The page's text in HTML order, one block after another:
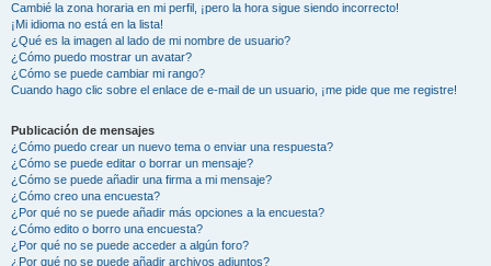
Cambié la zona horaria en mi perfil, ¡pero la hora sigue siendo incorrecto!
¡Mi idioma no está en la lista!
¿Qué es la imagen al lado de mi nombre de usuario?
¿Cómo puedo mostrar un avatar?
¿Cómo se puede cambiar mi rango?
Cuando hago clic sobre el enlace de e-mail de un usuario, ¡me pide que me registre!
Publicación de mensajes
¿Cómo puedo crear un nuevo tema o enviar una respuesta?
¿Cómo se puede editar o borrar un mensaje?
¿Cómo se puede añadir una firma a mi mensaje?
¿Cómo creo una encuesta?
¿Por qué no se puede añadir más opciones a la encuesta?
¿Cómo edito o borro una encuesta?
¿Por qué no se puede acceder a algún foro?
¿Por qué no se puede añadir archivos adjuntos?